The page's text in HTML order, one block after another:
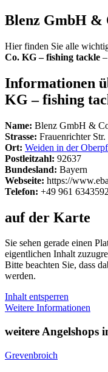
Blenz GmbH &
Hier finden Sie alle
Co. KG – fishing tackle
Informationen
KG – fishing
Name: Blenz GmbH &
Strasse: Frauenrichter Str.
Ort: Weiden in der
Postleitzahl: 92637
Bundesland: Bayern
Webseite: https://
Telefon: +49 961 6343592
auf der Karte
Sie sehen gerade einen
eigentlichen Inhalt
Bitte beachten Sie, dass
werden.
Inhalt entsperren
Weitere Informationen
weitere Angelshops
Grevenbroich